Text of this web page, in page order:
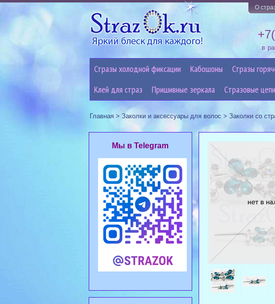
О
в
Стразы холодной фиксации Кабошоны Стразы
Клей для страз
Пришивные зеркала Cтразовые цепи
Главная > Заколки и аксессуары для волос > Заколки со
Мы в Telegram